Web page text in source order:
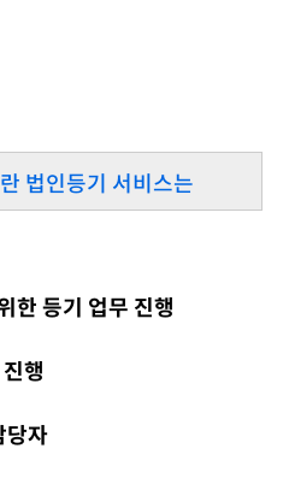
법인등기 서비스는
한 등기 업무 진행
행
당자